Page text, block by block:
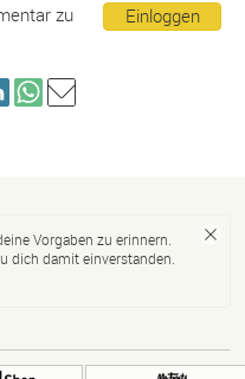
Einloggen
zu
Vorgaben zu erinnern.
dich damit einverstanden.